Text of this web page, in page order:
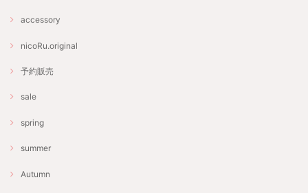
accessory
nicoRu.original
予約販売
sale
spring
summer
Autumn